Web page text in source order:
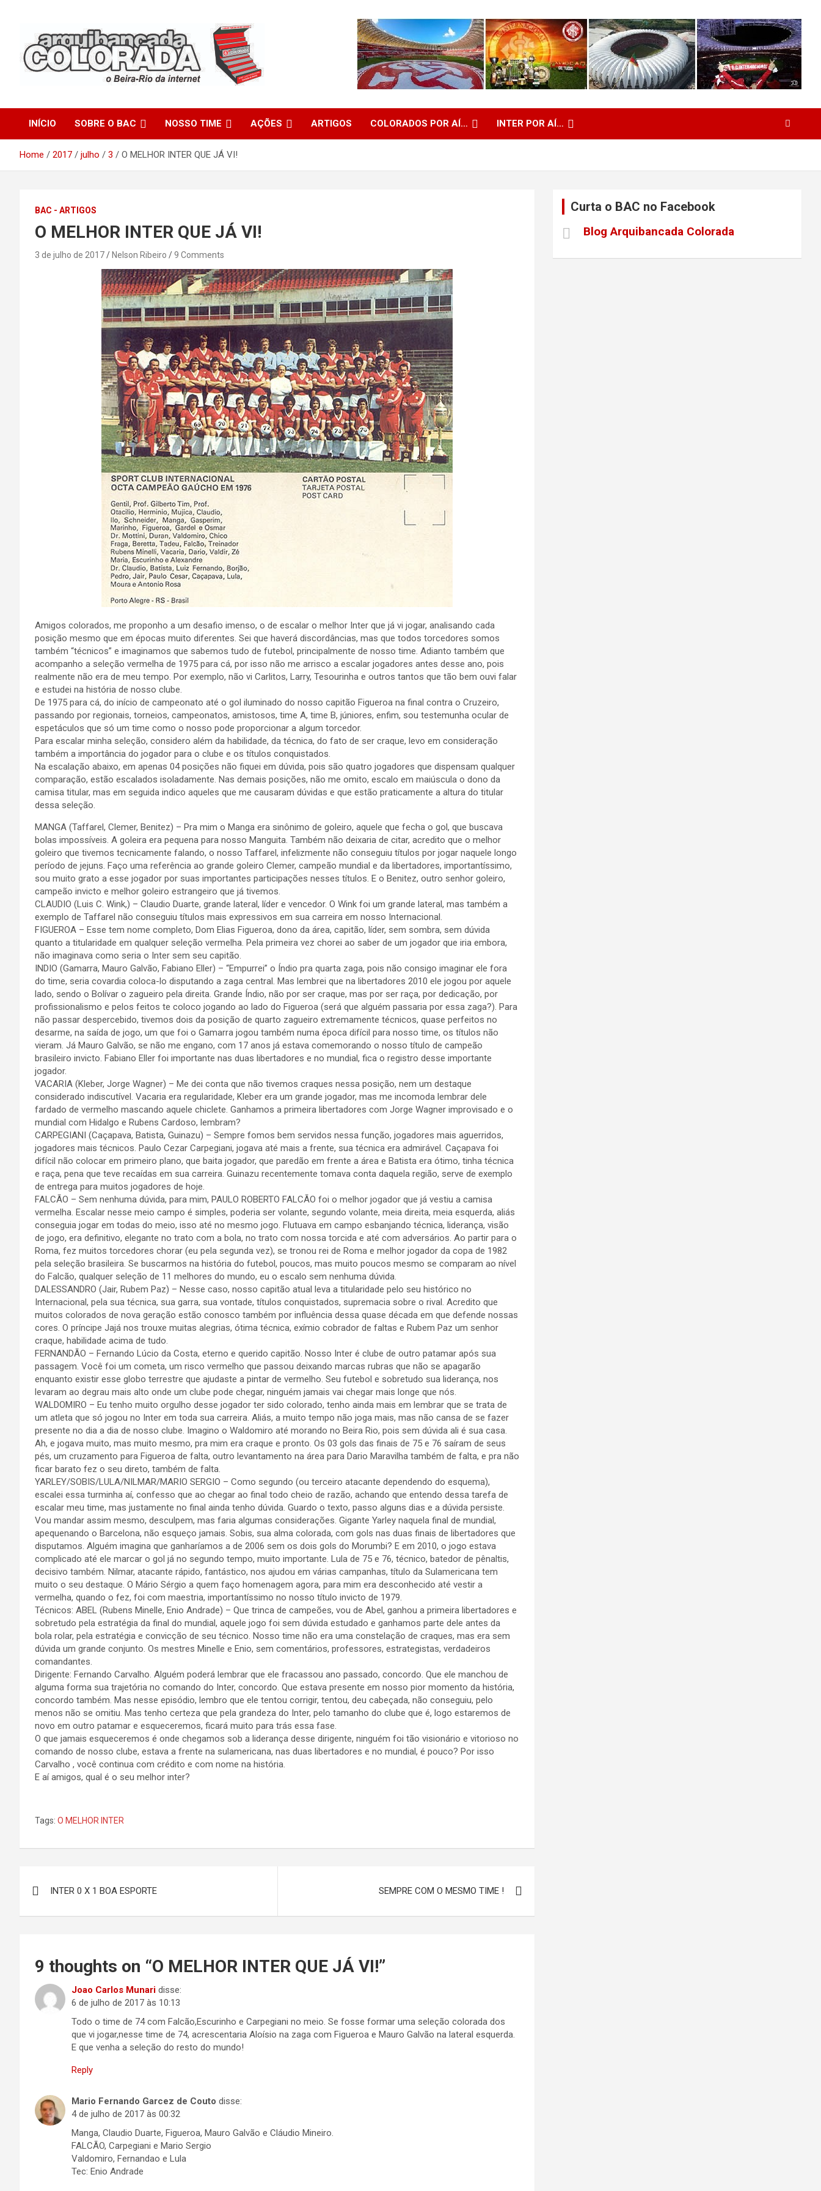
Arquibancada Colorada
INÍCIO SOBRE O BAC NOSSO TIME AÇÕES ARTIGOS COLORADOS POR AÍ… INTER POR AÍ…
Home 2017 julho 3 O MELHOR INTER QUE JÁ VI!
BAC - ARTIGOS
O MELHOR INTER QUE JÁ VI!
3 de julho de 2017 Nelson Ribeiro 9 Comments
Amigos colorados, me proponho a um desafio imenso, o de escalar o melhor Inter que já vi jogar, analisando cada
posição mesmo que em épocas muito diferentes. Sei que haverá discordâncias, mas que todos torcedores somos
também “técnicos” e imaginamos que sabemos tudo de futebol, principalmente de nosso time. Adianto também que
acompanho a seleção vermelha de 1975 para cá, por isso não me arrisco a escalar jogadores antes desse ano, pois
realmente não era de meu tempo. Por exemplo, não vi Carlitos, Larry, Tesourinha e outros tantos que tão bem ouvi falar
e estudei na história de nosso clube.
De 1975 para cá, do início de campeonato até o gol iluminado do nosso capitão Figueroa na final contra o Cruzeiro,
passando por regionais, torneios, campeonatos, amistosos, time A, time B, júniores, enfim, sou testemunha ocular de
espetáculos que só um time como o nosso pode proporcionar a algum torcedor.
Para escalar minha seleção, considero além da habilidade, da técnica, do fato de ser craque, levo em consideração
também a importância do jogador para o clube e os títulos conquistados.
Na escalação abaixo, em apenas 04 posições não fiquei em dúvida, pois são quatro jogadores que dispensam qualquer
comparação, estão escalados isoladamente. Nas demais posições, não me omito, escalo em maiúscula o dono da
camisa titular, mas em seguida indico aqueles que me causaram dúvidas e que estão praticamente a altura do titular
dessa seleção.
MANGA (Taffarel, Clemer, Benitez) – Pra mim o Manga era sinônimo de goleiro, aquele que fecha o gol, que buscava
bolas impossíveis. A goleira era pequena para nosso Manguita. Também não deixaria de citar, acredito que o melhor
goleiro que tivemos tecnicamente falando, o nosso Taffarel, infelizmente não conseguiu títulos por jogar naquele longo
período de jejuns. Faço uma referência ao grande goleiro Clemer, campeão mundial e da libertadores, importantíssimo,
sou muito grato a esse jogador por suas importantes participações nesses títulos. E o Benitez, outro senhor goleiro,
campeão invicto e melhor goleiro estrangeiro que já tivemos.
CLAUDIO (Luis C. Wink,) – Claudio Duarte, grande lateral, líder e vencedor. O Wink foi um grande lateral, mas também a
exemplo de Taffarel não conseguiu títulos mais expressivos em sua carreira em nosso Internacional.
FIGUEROA – Esse tem nome completo, Dom Elias Figueroa, dono da área, capitão, líder, sem sombra, sem dúvida
quanto a titularidade em qualquer seleção vermelha. Pela primeira vez chorei ao saber de um jogador que iria embora,
não imaginava como seria o Inter sem seu capitão.
INDIO (Gamarra, Mauro Galvão, Fabiano Eller) – “Empurrei” o Índio pra quarta zaga, pois não consigo imaginar ele fora
do time, seria covardia coloca-lo disputando a zaga central. Mas lembrei que na libertadores 2010 ele jogou por aquele
lado, sendo o Bolívar o zagueiro pela direita. Grande Índio, não por ser craque, mas por ser raça, por dedicação, por
profissionalismo e pelos feitos te coloco jogando ao lado do Figueroa (será que alguém passaria por essa zaga?). Para
não passar despercebido, tivemos dois da posição de quarto zagueiro extremamente técnicos, quase perfeitos no
desarme, na saída de jogo, um que foi o Gamarra jogou também numa época difícil para nosso time, os títulos não
vieram. Já Mauro Galvão, se não me engano, com 17 anos já estava comemorando o nosso título de campeão
brasileiro invicto. Fabiano Eller foi importante nas duas libertadores e no mundial, fica o registro desse importante
jogador.
VACARIA (Kleber, Jorge Wagner) – Me dei conta que não tivemos craques nessa posição, nem um destaque
considerado indiscutível. Vacaria era regularidade, Kleber era um grande jogador, mas me incomoda lembrar dele
fardado de vermelho mascando aquele chiclete. Ganhamos a primeira libertadores com Jorge Wagner improvisado e o
mundial com Hidalgo e Rubens Cardoso, lembram?
CARPEGIANI (Caçapava, Batista, Guinazu) – Sempre fomos bem servidos nessa função, jogadores mais aguerridos,
jogadores mais técnicos. Paulo Cezar Carpegiani, jogava até mais a frente, sua técnica era admirável. Caçapava foi
difícil não colocar em primeiro plano, que baita jogador, que paredão em frente a área e Batista era ótimo, tinha técnica
e raça, pena que teve recaídas em sua carreira. Guinazu recentemente tomava conta daquela região, serve de exemplo
de entrega para muitos jogadores de hoje.
FALCÃO – Sem nenhuma dúvida, para mim, PAULO ROBERTO FALCÃO foi o melhor jogador que já vestiu a camisa
vermelha. Escalar nesse meio campo é simples, poderia ser volante, segundo volante, meia direita, meia esquerda, aliás
conseguia jogar em todas do meio, isso até no mesmo jogo. Flutuava em campo esbanjando técnica, liderança, visão
de jogo, era definitivo, elegante no trato com a bola, no trato com nossa torcida e até com adversários. Ao partir para o
Roma, fez muitos torcedores chorar (eu pela segunda vez), se tronou rei de Roma e melhor jogador da copa de 1982
pela seleção brasileira. Se buscarmos na história do futebol, poucos, mas muito poucos mesmo se comparam ao nível
do Falcão, qualquer seleção de 11 melhores do mundo, eu o escalo sem nenhuma dúvida.
DALESSANDRO (Jair, Rubem Paz) – Nesse caso, nosso capitão atual leva a titularidade pelo seu histórico no
Internacional, pela sua técnica, sua garra, sua vontade, títulos conquistados, supremacia sobre o rival. Acredito que
muitos colorados de nova geração estão conosco também por influência dessa quase década em que defende nossas
cores. O príncipe Jajá nos trouxe muitas alegrias, ótima técnica, exímio cobrador de faltas e Rubem Paz um senhor
craque, habilidade acima de tudo.
FERNANDÃO – Fernando Lúcio da Costa, eterno e querido capitão. Nosso Inter é clube de outro patamar após sua
passagem. Você foi um cometa, um risco vermelho que passou deixando marcas rubras que não se apagarão
enquanto existir esse globo terrestre que ajudaste a pintar de vermelho. Seu futebol e sobretudo sua liderança, nos
levaram ao degrau mais alto onde um clube pode chegar, ninguém jamais vai chegar mais longe que nós.
WALDOMIRO – Eu tenho muito orgulho desse jogador ter sido colorado, tenho ainda mais em lembrar que se trata de
um atleta que só jogou no Inter em toda sua carreira. Aliás, a muito tempo não joga mais, mas não cansa de se fazer
presente no dia a dia de nosso clube. Imagino o Waldomiro até morando no Beira Rio, pois sem dúvida ali é sua casa.
Ah, e jogava muito, mas muito mesmo, pra mim era craque e pronto. Os 03 gols das finais de 75 e 76 saíram de seus
pés, um cruzamento para Figueroa de falta, outro levantamento na área para Dario Maravilha também de falta, e pra não
ficar barato fez o seu direto, também de falta.
YARLEY/SOBIS/LULA/NILMAR/MARIO SERGIO – Como segundo (ou terceiro atacante dependendo do esquema),
escalei essa turminha aí, confesso que ao chegar ao final todo cheio de razão, achando que entendo dessa tarefa de
escalar meu time, mas justamente no final ainda tenho dúvida. Guardo o texto, passo alguns dias e a dúvida persiste.
Vou mandar assim mesmo, desculpem, mas faria algumas considerações. Gigante Yarley naquela final de mundial,
apequenando o Barcelona, não esqueço jamais. Sobis, sua alma colorada, com gols nas duas finais de libertadores que
disputamos. Alguém imagina que ganharíamos a de 2006 sem os dois gols do Morumbi? E em 2010, o jogo estava
complicado até ele marcar o gol já no segundo tempo, muito importante. Lula de 75 e 76, técnico, batedor de pênaltis,
decisivo também. Nilmar, atacante rápido, fantástico, nos ajudou em várias campanhas, título da Sulamericana tem
muito o seu destaque. O Mário Sérgio a quem faço homenagem agora, para mim era desconhecido até vestir a
vermelha, quando o fez, foi com maestria, importantíssimo no nosso título invicto de 1979.
Técnicos: ABEL (Rubens Minelle, Enio Andrade) – Que trinca de campeões, vou de Abel, ganhou a primeira libertadores e
sobretudo pela estratégia da final do mundial, aquele jogo foi sem dúvida estudado e ganhamos parte dele antes da
bola rolar, pela estratégia e convicção de seu técnico. Nosso time não era uma constelação de craques, mas era sem
dúvida um grande conjunto. Os mestres Minelle e Enio, sem comentários, professores, estrategistas, verdadeiros
comandantes.
Dirigente: Fernando Carvalho. Alguém poderá lembrar que ele fracassou ano passado, concordo. Que ele manchou de
alguma forma sua trajetória no comando do Inter, concordo. Que estava presente em nosso pior momento da história,
concordo também. Mas nesse episódio, lembro que ele tentou corrigir, tentou, deu cabeçada, não conseguiu, pelo
menos não se omitiu. Mas tenho certeza que pela grandeza do Inter, pelo tamanho do clube que é, logo estaremos de
novo em outro patamar e esqueceremos, ficará muito para trás essa fase.
O que jamais esqueceremos é onde chegamos sob a liderança desse dirigente, ninguém foi tão visionário e vitorioso no
comando de nosso clube, estava a frente na sulamericana, nas duas libertadores e no mundial, é pouco? Por isso
Carvalho , você continua com crédito e com nome na história.
E aí amigos, qual é o seu melhor inter?
Tags: O MELHOR INTER
de
INTER 0 X 1 BOA ESPORTE SEMPRE COM O MESMO TIME !
9 thoughts on “O MELHOR INTER QUE JÁ VI!”
Joao Carlos Munari disse:
6 de julho de 2017 às 10:13
Todo o time de 74 com Falcão,Escurinho e Carpegiani no meio. Se fosse formar uma seleção colorada dos
que vi jogar,nesse time de 74, acrescentaria Aloísio na zaga com Figueroa e Mauro Galvão na lateral esquerda.
E que venha a seleção do resto do mundo!
Reply
Mario Fernando Garcez de Couto disse:
4 de julho de 2017 às 00:32
Manga, Claudio Duarte, Figueroa, Mauro Galvão e Cláudio Mineiro.
FALCÃO, Carpegiani e Mario Sergio
Valdomiro, Fernandao e Lula
Tec: Enio Andrade
Curta o BAC no Facebook
Blog Arquibancada Colorada